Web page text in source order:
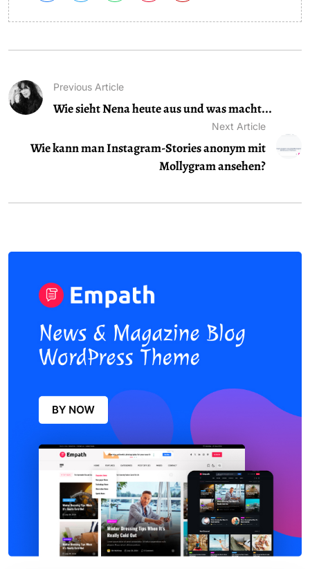
Previous Article
Wie sieht Nena heute aus und was macht...
Next Article
Wie kann man Instagram-Stories anonym mit
Mollygram ansehen?